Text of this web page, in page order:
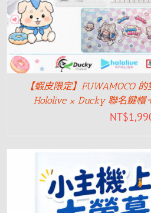
【蝦皮限定】FUWAMOCO
Hololive × Ducky 聯名鍵帽
NT$